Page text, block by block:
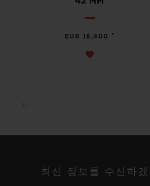
EUR 18,400 •
최신 정보를 수신하